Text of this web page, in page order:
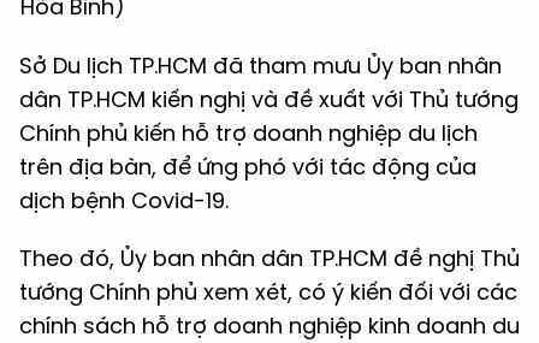
Hòa Bình)
Sở Du lịch TP.HCM đã tham mưu Ủy ban nhân
dân TP.HCM kiến nghị và đề xuất với Thủ tướng
Chính phủ kiến hỗ trợ doanh nghiệp du lịch
trên địa bàn, để ứng phó với tác động của
dịch bệnh Covid-19.
Theo đó, Ủy ban nhân dân TP.HCM đề nghị Thủ
tướng Chính phủ xem xét, có ý kiến đối với các
chính sách hỗ trợ doanh nghiệp kinh doanh du